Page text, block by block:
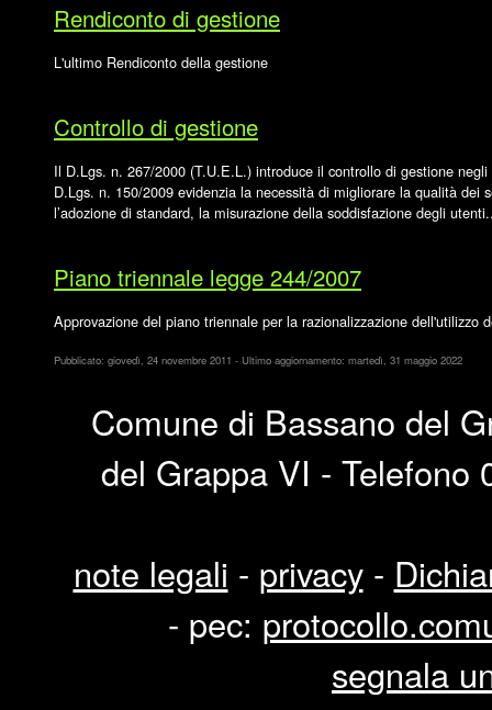
Rendiconto di gestione
L'ultimo Rendiconto della gestione
Controllo di gestione
Il D.Lgs. n. 267/2000 (T.U.E.L.) introduce il controllo di gestione
D.Lgs. n. 150/2009 evidenzia la necessità di migliorare la qualità
l’adozione di standard, la misurazione della soddisfazione degli
Piano triennale legge 244/2007
Approvazione del piano triennale per la razionalizzazione
Pubblicato: giovedì, 24 novembre 2011 - Ultimo aggiornamento: martedì, 31 maggio 2022
Comune di Bassano del
del Grappa VI - Telefono
note legali - privacy-
- pec:
segnala